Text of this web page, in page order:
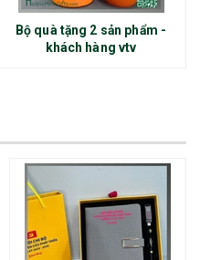
Bộ quà tặng 2 sản phẩm -
khách hàng vtv